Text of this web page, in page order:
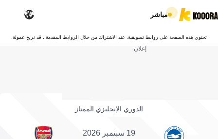
مباشر
تحتوي هذه الصفحة على روابط تسويقية. عند الاشتراك من خلال الروابط المقدمة ، قد نربح عمولة.
إعلان
الدوري الإنجليزي الممتاز
19 سبتمبر 2026